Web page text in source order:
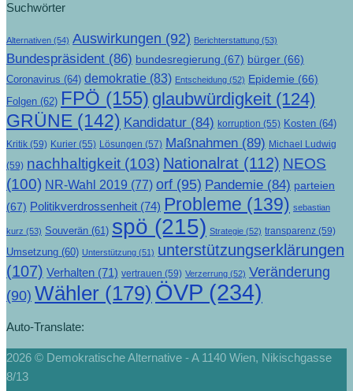
Suchwörter
Alternativen (54) Auswirkungen (92) Berichterstattung (53)
Bundespräsident (86) bundesregierung (67) bürger (66)
Coronavirus (64) demokratie (83) Entscheidung (52) Epidemie (66)
Folgen (62) FPÖ (155) glaubwürdigkeit (124)
GRÜNE (142) Kandidatur (84) korruption (55) Kosten (64)
Kritik (59) Kurier (55) Lösungen (57) Maßnahmen (89) Michael Ludwig
(59) nachhaltigkeit (103) Nationalrat (112) NEOS
(100) NR-Wahl 2019 (77) orf (95) Pandemie (84) parteien
(67) Politikverdrossenheit (74) Probleme (139) sebastian
kurz (53) Souverän (61) spö (215) Strategie (52) transparenz (59)
Umsetzung (60) Unterstützung (51) unterstützungserklärungen
(107) Verhalten (71) vertrauen (59) Verzerrung (52) Veränderung
(90) Wähler (179) ÖVP (234)
Auto-Translate:
2026 © Demokratische Alternative - A 1140 Wien, Nikischgasse
8/13